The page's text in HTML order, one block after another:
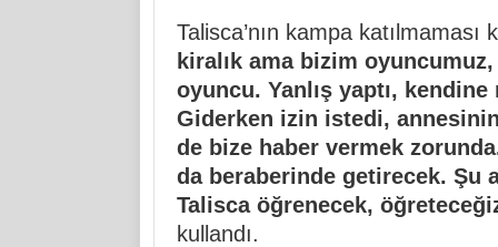
Talisca’nın kampa
kiralık ama bizim
oyuncu. Yanlış yaptı, kendine
Giderken izin istedi, annesinin
de bize haber vermek
da beraberinde getirecek. Şu
Talisca öğrenecek,
kullandı.